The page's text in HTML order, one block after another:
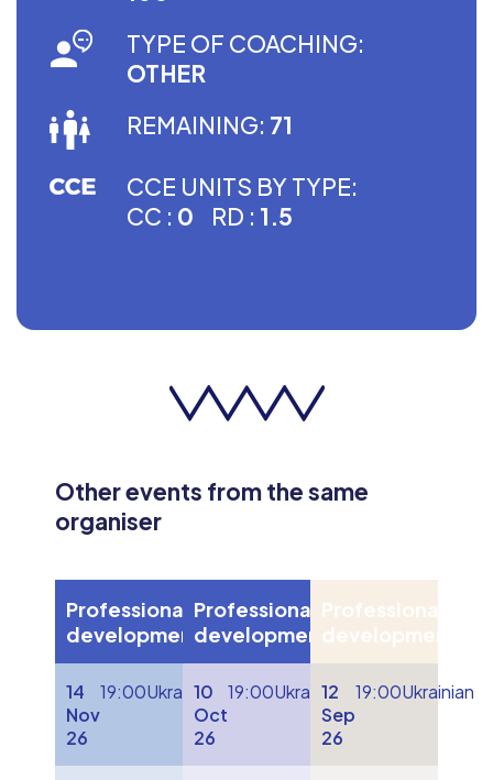
TYPE OF COACHING:
OTHER
REMAINING: 71
CCE UNITS BY TYPE:
CC : 0 RD : 1.5
Other events from the same
organiser
Professional
development
14
Nov
26
19:00Ukrainian
Professional
development
10
Oct
26
19:00Ukrainian
Professional
development
12
Sep
26
19:00Ukrainian